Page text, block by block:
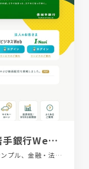
「わかる」サイトを目指して。 岩手銀行Webサイトリニューアル
イラスト、グリーン系、コーポレートサイト、シンプル、金融・法律・人材・専門職